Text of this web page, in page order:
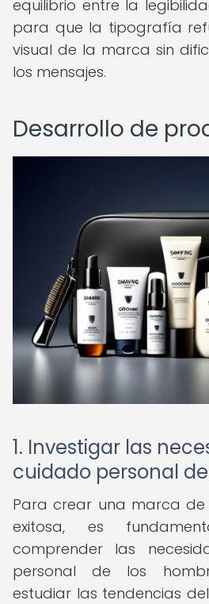
equilibrio entre la
para que la tipografía
visual de la marca sin
los mensajes.
Desarrollo de
1. Investigar las
cuidado personal
Para crear una marca de
exitosa, es
comprender las
personal de los
estudiar las tendencias